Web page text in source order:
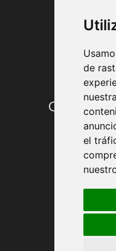
de
el